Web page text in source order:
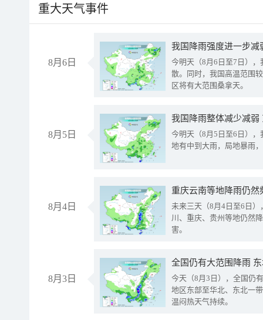
重大天气事件
8月6日
今明天（8月6日至7日）
散。同时，我国高温范围
区将有大范围桑拿天。
8月5日
我国降雨整体减少减弱
今明天（8月5日至6日）
地有中到大雨，局地暴雨
8月4日
重庆云南等地降雨仍然
未来三天（8月4日至6日
川、重庆、贵州等地仍然
害。
8月3日
全国仍有大范围降雨
今天（8月3日），全国仍
地区东部至华北、东北一
温闷热天气持续。